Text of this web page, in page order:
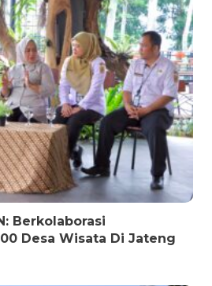
Berkolaborasi
Desa Wisata Di Jateng